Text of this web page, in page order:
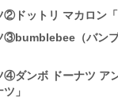
②ドットリ マカロン「
③bumblebee（バン
④ダンボ ドーナツ ア
」